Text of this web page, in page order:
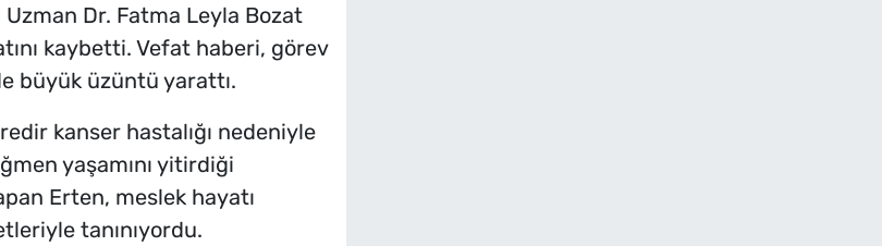
Dr. Fatma Leyla Bozat
kaybetti. Vefat haberi, görev
büyük üzüntü yarattı.
kanser hastalığı nedeniyle
yaşamını yitirdiği
Erten, meslek hayatı
tanınıyordu.